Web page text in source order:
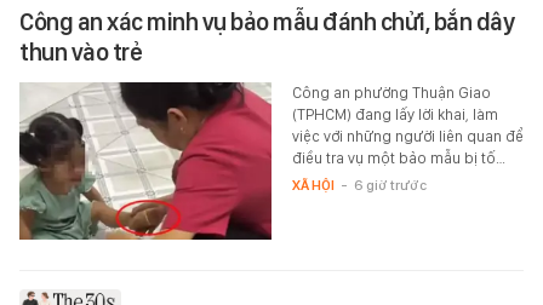
Công an xác minh vụ bảo mẫu đánh chửi, bắn dây
thun vào trẻ
Công an phường Thuận Giao
(TPHCM) đang lấy lời khai, làm
việc với những người liên quan để
điều tra vụ một bảo mẫu bị tố…
XÃ HỘI - 6 giờ trước